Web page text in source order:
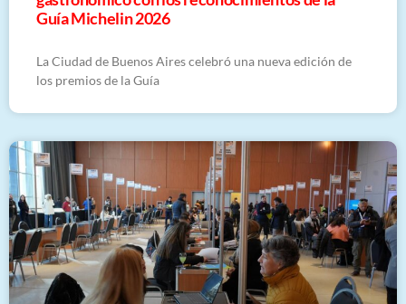
Guía Michelin 2026
La Ciudad de Buenos Aires celebró una nueva edición de
los premios de la Guía